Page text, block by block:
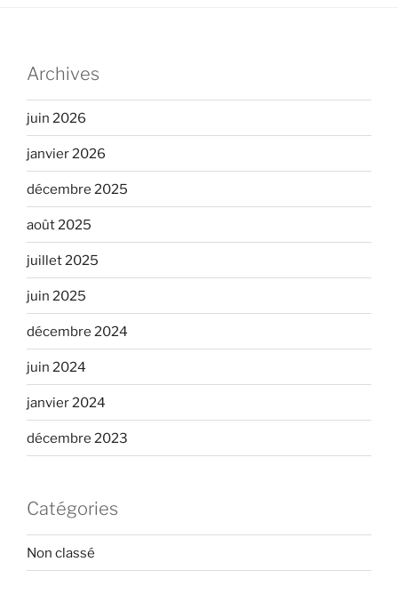
Archives
juin 2026
janvier 2026
décembre 2025
août 2025
juillet 2025
juin 2025
décembre 2024
juin 2024
janvier 2024
décembre 2023
Catégories
Non classé